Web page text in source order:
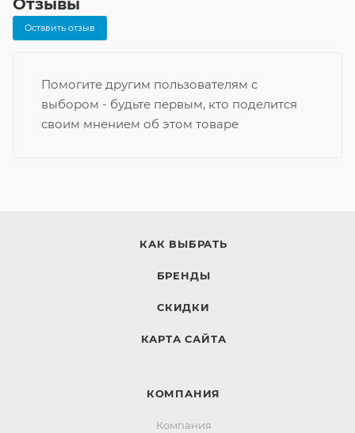
Отзывы
Оставить отзыв
Помогите другим пользователям с
выбором - будьте первым, кто поделится
своим мнением об этом товаре
КАК ВЫБРАТЬ
БРЕНДЫ
СКИДКИ
КАРТА САЙТА
КОМПАНИЯ
Компания